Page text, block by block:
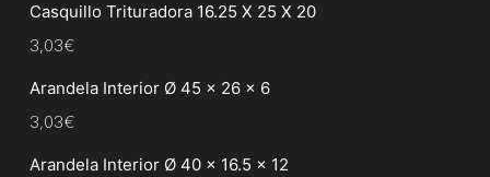
Casquillo Trituradora 16.25 X 25 X 20
3,03€
Arandela Interior Ø 45 x 26 x 6
3,03€
Arandela Interior Ø 40 x 16.5 x 12